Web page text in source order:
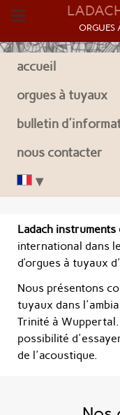
ORGUES
accueil
orgues à tuyaux
bulletin
nous contacter
Ladach instruments
international dans
d’orgues à tuyaux
Nous présentons
tuyaux dans
Trinité à
possibilité
de l'acoustique.